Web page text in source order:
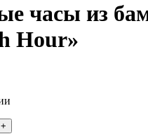
часы из
Hour»